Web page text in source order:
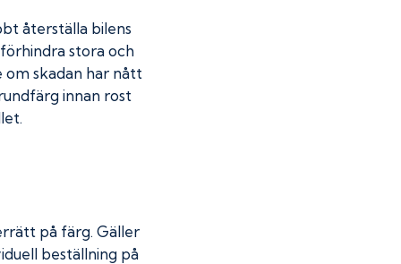
återställa bilens
stora och
skadan har nått
innan rost
på färg. Gäller
beställning på